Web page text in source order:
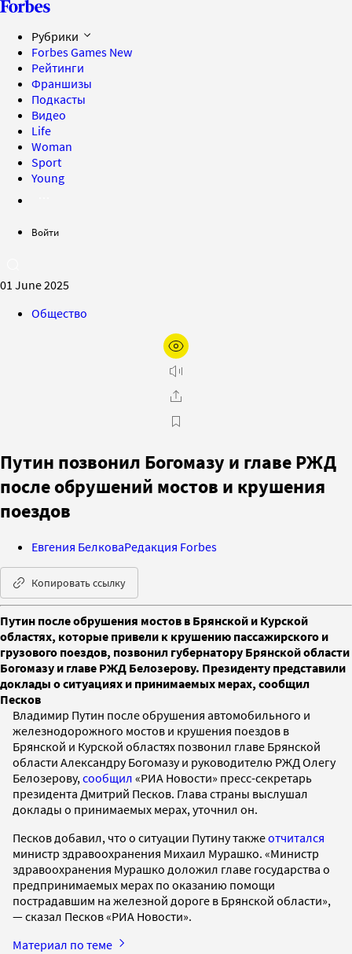
Рубрики
Forbes Games New
Рейтинги
Франшизы
Подкасты
Видео
Life
Woman
Sport
Young
Войти
01 June 2025
Общество
Путин позвонил Богомазу и главе РЖД
после обрушений мостов и крушения
поездов
Евгения БелковаРедакция Forbes
Копировать ссылку
Путин после обрушения мостов в Брянской и Курской
областях, которые привели к крушению пассажирского и
грузового поездов, позвонил губернатору Брянской области
Богомазу и главе РЖД Белозерову. Президенту представили
доклады о ситуациях и принимаемых мерах, сообщил
Песков
Владимир Путин после обрушения автомобильного и
железнодорожного мостов и крушения поездов в
Брянской и Курской областях позвонил главе Брянской
области Александру Богомазу и руководителю РЖД Олегу
Белозерову, сообщил «РИА Новости» пресс-секретарь
президента Дмитрий Песков. Глава страны выслушал
доклады о принимаемых мерах, уточнил он.
Песков добавил, что о ситуации Путину такжеотчитался
министр здравоохранения Михаил Мурашко. «Министр
здравоохранения Мурашко доложил главе государства о
предпринимаемых мерах по оказанию помощи
пострадавшим на железной дороге в Брянской области»,
— сказал Песков «РИА Новости».
Материал по теме